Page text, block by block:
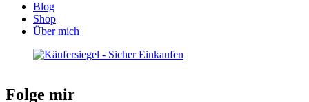
Blog
Shop
Über mich
Folge mir